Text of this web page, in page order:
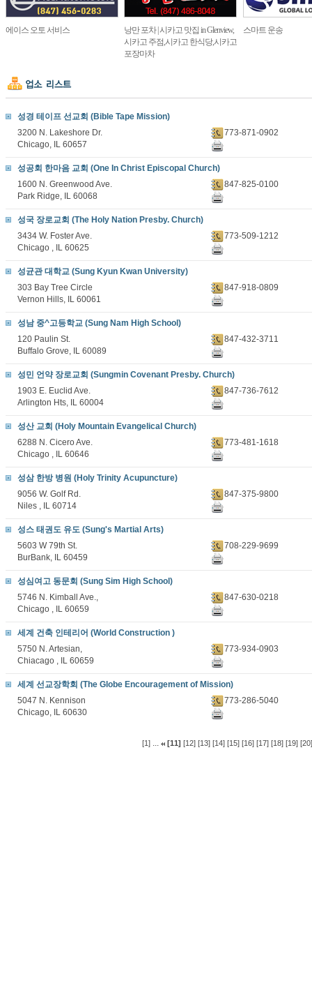
에이스 오토 서비스
낭만 포차 | 시카고 맛집 in Glenview,
시카고 주점,시카고 한식당,시카고
포장마차
스마트 운송
성경 테이프 선교회 (Bible Tape Mission)
3200 N. Lakeshore Dr.
Chicago, IL 60657
773-871-0902
성공회 한마음 교회 (One In Christ Episcopal Church)
1600 N. Greenwood Ave.
Park Ridge, IL 60068
847-825-0100
성국 장로교회 (The Holy Nation Presby. Church)
3434 W. Foster Ave.
Chicago , IL 60625
773-509-1212
성균관 대학교 (Sung Kyun Kwan University)
303 Bay Tree Circle
Vernon Hills, IL 60061
847-918-0809
성남 중^고등학교 (Sung Nam High School)
120 Paulin St.
Buffalo Grove, IL 60089
847-432-3711
성민 언약 장로교회 (Sungmin Covenant Presby. Church)
1903 E. Euclid Ave.
Arlington Hts, IL 60004
847-736-7612
성산 교회 (Holy Mountain Evangelical Church)
6288 N. Cicero Ave.
Chicago , IL 60646
773-481-1618
성삼 한방 병원 (Holy Trinity Acupuncture)
9056 W. Golf Rd.
Niles , IL 60714
847-375-9800
성스 태권도 유도 (Sung's Martial Arts)
5603 W 79th St.
BurBank, IL 60459
708-229-9699
성심여고 동문회 (Sung Sim High School)
5746 N. Kimball Ave.,
Chicago , IL 60659
847-630-0218
세계 건축 인테리어 (World Construction )
5750 N. Artesian,
Chiacago , IL 60659
773-934-0903
세계 선교장학회 (The Globe Encouragement of Mission)
5047 N. Kennison
Chicago, IL 60630
773-286-5040
[1]... [11] [12] [13] [14] [15] [16] [17] [18] [19] [20]